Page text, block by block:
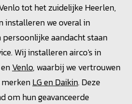
tot het zuidelijke Heerlen,
installeren we overal in
persoonlijke aandacht staan
Wij installeren airco's in
enVenlo, waarbij we vertrouwen
LG en Daikin. Deze
om hun geavanceerde